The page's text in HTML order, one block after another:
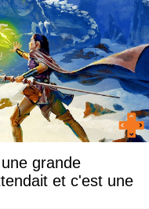
grande
et c'est une